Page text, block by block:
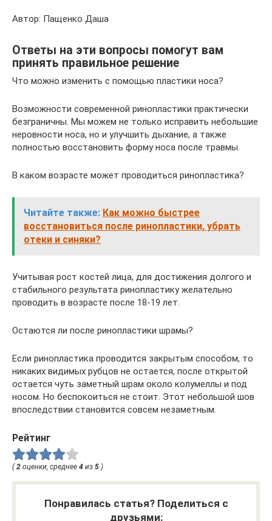
Автор: Пащенко Даша
Ответы на эти вопросы помогут вам
принять правильное решение
Что можно изменить с помощью пластики носа?
Возможности современной ринопластики практически
безграничны. Мы можем не только исправить небольшие
неровности носа, но и улучшить дыхание, а также
полностью восстановить форму носа после травмы.
В каком возрасте может проводиться ринопластика?
Читайте также: Как можно быстрее
восстановиться после ринопластики, убрать
отеки и синяки?
Учитывая рост костей лица, для достижения долгого и
стабильного результата ринопластику желательно
проводить в возрасте после 18-19 лет.
Остаются ли после ринопластики шрамы?
Если ринопластика проводится закрытым способом, то
никаких видимых рубцов не остается, после открытой
остается чуть заметный шрам около колумеллы и под
носом. Но беспокоиться не стоит. Этот небольшой шов
впоследствии становится совсем незаметным.
Рейтинг
( 2 оценки, среднее 4 из 5 )
Понравилась статья? Поделиться с
друзьями: